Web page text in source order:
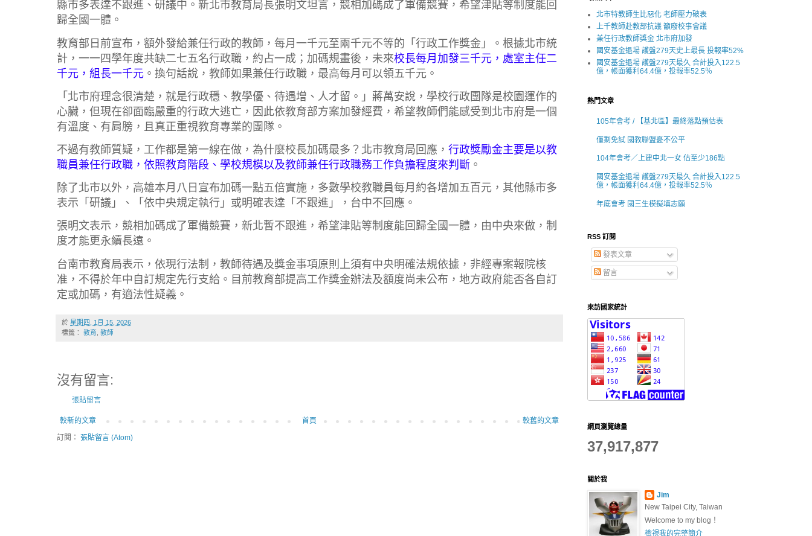
縣市多表達不跟進、研議中。新北市教育局長張明文坦言，競相加碼成了軍備競賽，希望津貼等制度能回
歸全國一體。
教育部日前宣布，額外發給兼任行政的教師，每月一千元至兩千元不等的「行政工作獎金」。根據北市統
計，一一四學年度共缺二七五名行政職，約占一成；加碼規畫後，未來校長每月加發三千元，處室主任二
千元，組長一千元 。換句話說，教師如果兼任行政職，最高每月可以領五千元。
「北市府理念很清楚，就是行政穩、教學優、待遇增、人才留。」蔣萬安說，學校行政團隊是校園運作的
心臟，但現在卻面臨嚴重的行政大逃亡，因此依教育部方案加發經費，希望教師們能感受到北市府是一個
有溫度、有肩膀，且真正重視教育專業的團隊。
不過有教師質疑，工作都是第一線在做，為什麼校長加碼最多？北市教育局回應， 行政獎勵金主要是以教
職員兼任行政職，依照教育階段、學校規模以及教師兼任行政職務工作負擔程度來判斷 。
除了北市以外，高雄本月八日宣布加碼一點五倍實施，多數學校教職員每月約各增加五百元，其他縣市多
表示「研議」、「依中央規定執行」或明確表達「不跟進」，台中不回應。
張明文表示，競相加碼成了軍備競賽，新北暫不跟進，希望津貼等制度能回歸全國一體，由中央來做，制
度才能更永續長遠。
台南市教育局表示，依現行法制，教師待遇及獎金事項原則上須有中央明確法規依據，非經專案報院核
准，不得於年中自訂規定先行支給。目前教育部提高工作獎金辦法及額度尚未公布，地方政府能否各自訂
定或加碼，有適法性疑義。
於 星期四, 1月 15, 2026
標籤： 教育 教師
沒有留言:
張貼留言
較新的文章 較舊的文章
首頁
訂閱： 張貼留言 (Atom)
北市特教師生比惡化 老師壓力破表
上千教師赴教部抗議 籲廢校事會議
兼任行政教師獎金 北市府加發
國安基金退場 護盤279天史上最長 投報率52%
國安基金退場 護盤279天最久 合計投入122.5
億，帳面獲利64.4億，投報率52.5％
熱門文章
105年會考 / 【基北區】最終落點預估表
僅剩免試 國教聯盟憂不公平
104年會考／上建中北一女 估至少186點
國安基金退場 護盤279天最久 合計投入122.5
億，帳面獲利64.4億，投報率52.5％
年底會考 國三生模擬填志願
RSS 訂閱
發表文章
留言
來訪國家統計
網頁瀏覽總量
37,917,877
關於我
Jim
New Taipei City, Taiwan
Welcome to my blog！
檢視我的完整簡介